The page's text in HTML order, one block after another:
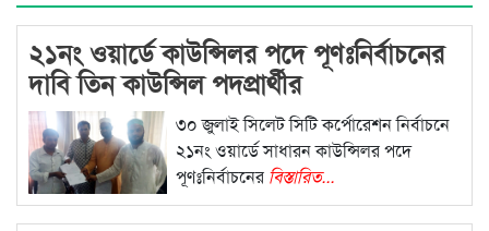
২১নং ওয়ার্ডে কাউন্সিলর পদে পূণঃনির্বাচনের
দাবি তিন কাউন্সিল পদপ্রার্থীর
৩০ জুলাই সিলেট সিটি কর্পোরেশন নির্বাচনে
২১নং ওয়ার্ডে সাধারন কাউন্সিলর পদে
পূণঃনির্বাচনের বিস্তারিত...